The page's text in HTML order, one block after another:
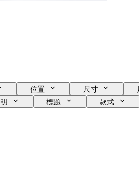
位置 尺寸
標題 款式
本 時代 創作者